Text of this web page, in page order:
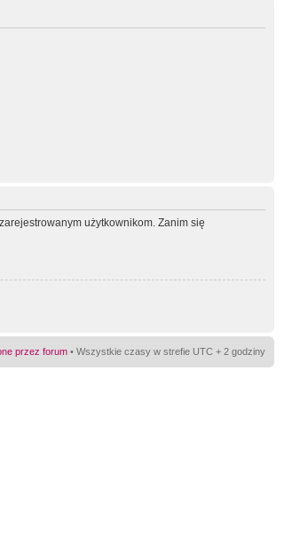
użytkownikom. Zanim się
przez forum • Wszystkie czasy w strefie UTC + 2 godziny